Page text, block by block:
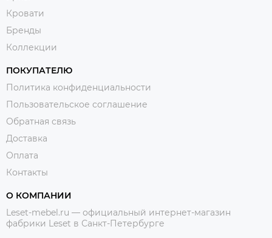
Кровати
Бренды
Коллекции
ПОКУПАТЕЛЮ
Политика конфиденциальности
Пользовательское соглашение
Обратная связь
Доставка
Оплата
Контакты
О КОМПАНИИ
Leset-mebel.ru — официальный интернет-магазин
фабрики Leset в Санкт-Петербурге